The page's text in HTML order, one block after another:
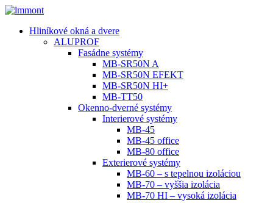
Hliníkové okná a dvere
ALUPROF
Fasádne systémy
MB-SR50N A
MB-SR50N EFEKT
MB-SR50N HI+
MB-TT50
Okenno-dverné systémy
Interierové systémy
MB-45
MB-45 office
MB-80 office
Exterierové systémy
MB-60 – s tepelnou izoláciou
MB-70 – vyššia izolácia
MB-70 HI – vysoká izolácia